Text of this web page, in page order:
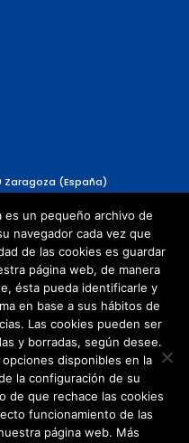
Zaragoza (España)
es un pequeño archivo de
navegador cada vez que
de las cookies es guardar
página web, de manera
ésta pueda identificarle y
en base a sus hábitos de
Las cookies pueden ser
y borradas, según desee.
disponibles en la
la configuración de su
de que rechace las cookies
funcionamiento de las
página web. Más